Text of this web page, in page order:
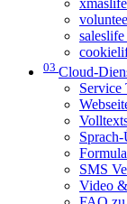
03 Cloud-
Service
SMS
Video